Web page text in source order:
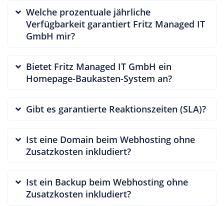
Welche prozentuale jährliche
Verfügbarkeit garantiert Fritz Managed IT
GmbH mir?
Bietet Fritz Managed IT GmbH ein
Homepage-Baukasten-System an?
Gibt es garantierte Reaktionszeiten (SLA)?
Ist eine Domain beim Webhosting ohne
Zusatzkosten inkludiert?
Ist ein Backup beim Webhosting ohne
Zusatzkosten inkludiert?